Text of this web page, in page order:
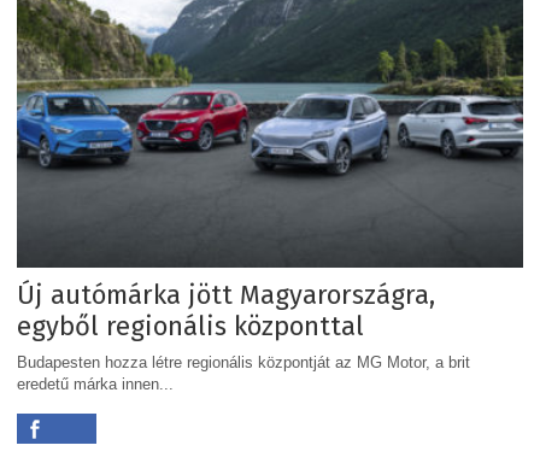
Új autómárka jött Magyarországra,
egyből regionális központtal
Budapesten hozza létre regionális központját az MG Motor, a brit
eredetű márka innen...